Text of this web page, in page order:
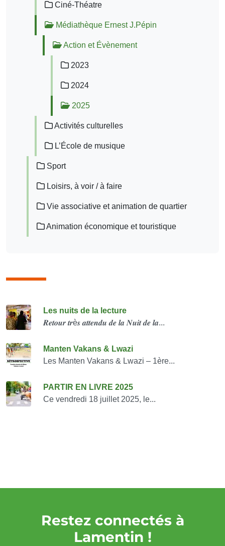
Ciné-Théatre
Médiathèque Ernest J.Pépin
Action et Évènement
2023
2024
2025
Activités culturelles
L’École de musique
Sport
Loisirs, à voir / à faire
Vie associative et animation de quartier
Animation économique et touristique
Consulter également
Les nuits de la lecture
𝑹𝒆𝒕𝒐𝒖𝒓 𝒕𝒓è𝒔 𝒂𝒕𝒕𝒆𝒏𝒅𝒖 𝒅𝒆 𝒍𝒂 𝑵𝒖𝒊𝒕 𝒅𝒆 𝒍𝒂...
Manten Vakans & Lwazi
Les Manten Vakans & Lwazi – 1ère...
PARTIR EN LIVRE 2025
Ce vendredi 18 juillet 2025, le...
Restez connectés à
Lamentin !